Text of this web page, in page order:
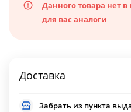
Данного товара нет
для вас аналоги
Доставка
Забрать из пункта